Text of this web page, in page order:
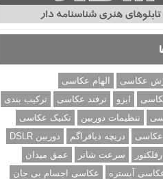
عکاسی
الهام عکاسی
ایزو ترفند عکاسی
ترکیب بندی
تنظیمات دوربین
تکنیک عکاسی
عکاسی
دریچه دیافراگم
دوربین DSLR
رفلکتور سرعت شاتر
عمق میدان
آبستره
عکاسی اجسام بی جان